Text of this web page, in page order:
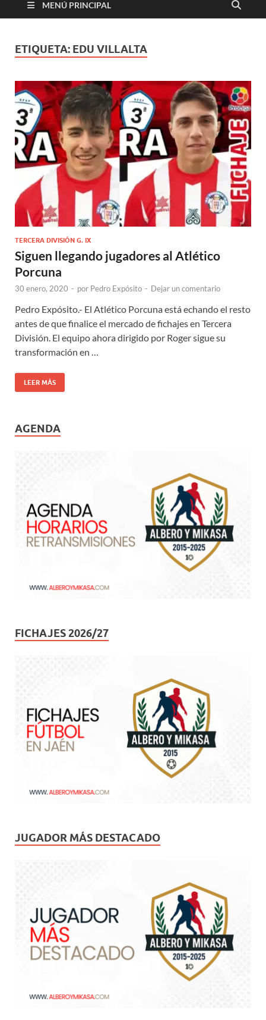
MENÚ PRINCIPAL
ETIQUETA: EDU VILLALTA
TERCERA DIVISIÓN G. IX
Siguen llegando jugadores al Atlético
Porcuna
30 enero, 2020 - por Pedro Expósito - Dejar un comentario
Pedro Expósito.- El Atlético Porcuna está echando el resto
antes de que finalice el mercado de fichajes en Tercera
División. El equipo ahora dirigido por Roger sigue su
transformación en …
LEER MÁS
AGENDA
FICHAJES 2026/27
JUGADOR MÁS DESTACADO